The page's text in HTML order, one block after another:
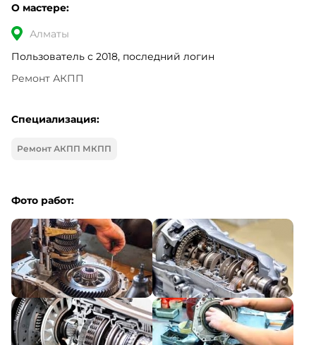
О мастере:
Алматы
Пользователь с 2018, последний логин
Ремонт АКПП
Специализация:
Ремонт АКПП МКПП
Фото работ: